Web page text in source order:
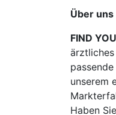
Über uns
FIND
unserem
Haben